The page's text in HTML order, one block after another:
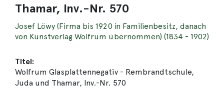
Thamar, Inv.-Nr. 570
Josef Löwy (Firma bis 1920 in Familienbesitz, danach
von Kunstverlag Wolfrum übernommen) (1834 - 1902)
Titel:
Wolfrum Glasplattennegativ - Rembrandtschule,
Juda und Thamar, Inv.-Nr. 570